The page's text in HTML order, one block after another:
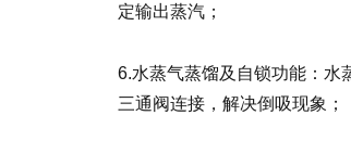
定输出蒸汽；
6.水蒸气蒸馏及自锁功能：水
三通阀连接，解决倒吸现象；